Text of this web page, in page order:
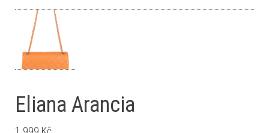
Eliana Arancia